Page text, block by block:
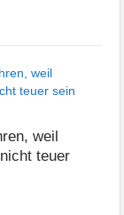
weil
teuer